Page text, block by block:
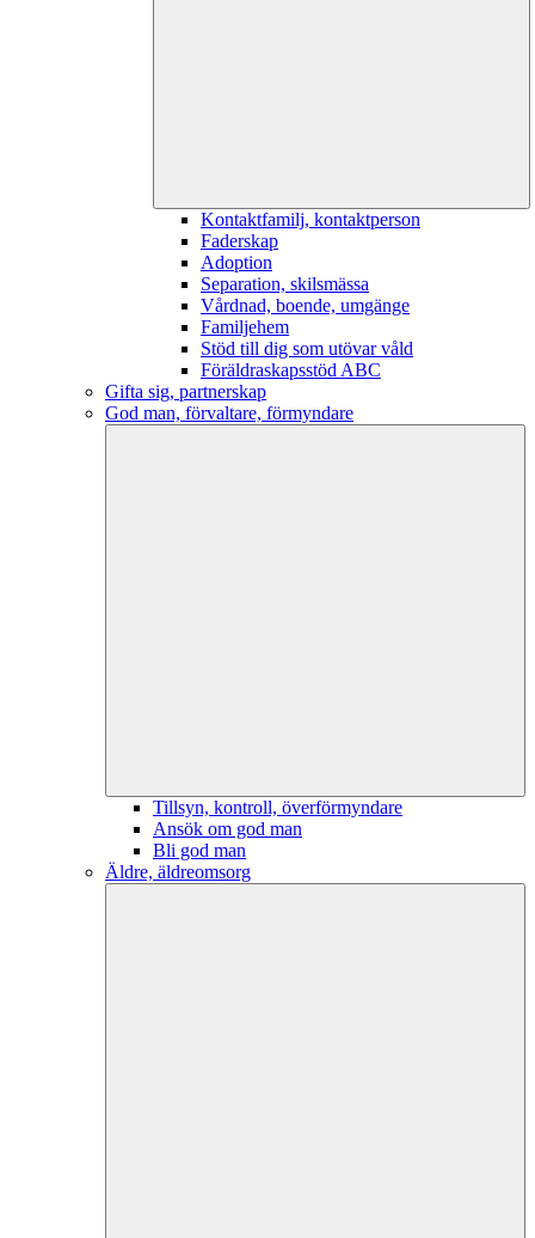
Kontaktfamilj, kontaktperson
Faderskap
Adoption
Separation, skilsmässa
Vårdnad, boende, umgänge
Familjehem
Stöd till dig som utövar våld
Föräldraskapsstöd ABC
Gifta sig, partnerskap
God man, förvaltare, förmyndare
Tillsyn, kontroll, överförmyndare
Ansök om god man
Bli god man
Äldre, äldreomsorg